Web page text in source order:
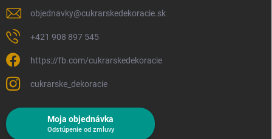
objednavky@cukrarskedekoracie.sk
+421 908 897 545
https://fb.com/cukrarskedekoracie
cukrarske_dekoracie
Moja objednávka
Odstúpenie od zmluvy